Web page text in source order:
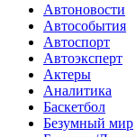
Автоновости
Автособытия
Автоспорт
Автоэксперт
Актеры
Аналитика
Баскетбол
Безумный мир